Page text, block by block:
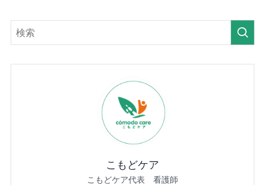
こもどケア
こもどケア代表 看護師